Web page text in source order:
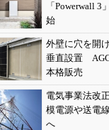
「Powerwall 3
始
外壁に穴を開
垂直設置
本格販売
電気事業法改
模電源や送電
へ